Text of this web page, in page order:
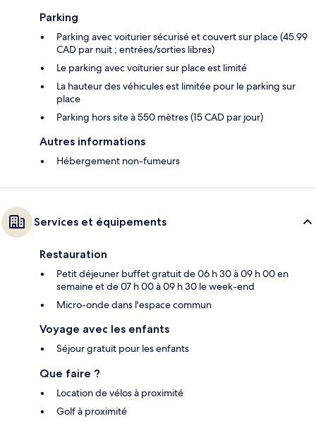
Parking
Parking avec voiturier sécurisé et couvert sur place (45.99
CAD par nuit ; entrées/sorties libres)
Le parking avec voiturier sur place est limité
La hauteur des véhicules est limitée pour le parking sur
place
Parking hors site à 550 mètres (15 CAD par jour)
Autres informations
Hébergement non-fumeurs
Services et équipements
Restauration
Petit déjeuner buffet gratuit de 06 h 30 à 09 h 00 en
semaine et de 07 h 00 à 09 h 30 le week-end
Micro-onde dans l'espace commun
Voyage avec les enfants
Séjour gratuit pour les enfants
Que faire ?
Location de vélos à proximité
Golf à proximité